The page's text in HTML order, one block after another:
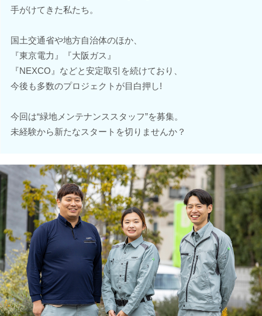
手がけてきた私たち。
国土交通省や地方自治体のほか、
『東京電力』『大阪ガス』
『NEXCO』などと安定取引を続けており、
今後も多数のプロジェクトが目白押し!
今回は“緑地メンテナンススタッフ”を募集。
未経験から新たなスタートを切りませんか？